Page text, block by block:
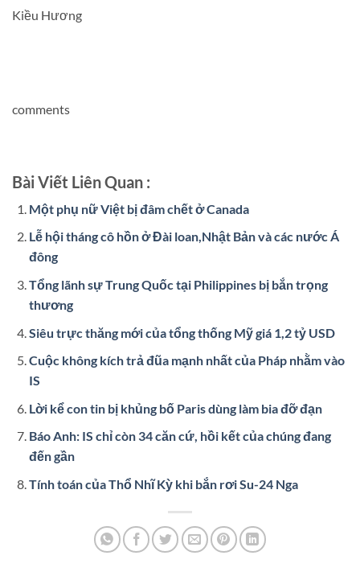
Kiều Hương
comments
Bài Viết Liên Quan :
Một phụ nữ Việt bị đâm chết ở Canada
Lễ hội tháng cô hồn ở Đài loan,Nhật Bản và các nước Á
đông
Tổng lãnh sự Trung Quốc tại Philippines bị bắn trọng
thương
Siêu trực thăng mới của tổng thống Mỹ giá 1,2 tỷ USD
Cuộc không kích trả đũa mạnh nhất của Pháp nhằm vào
IS
Lời kể con tin bị khủng bố Paris dùng làm bia đỡ đạn
Báo Anh: IS chỉ còn 34 căn cứ, hồi kết của chúng đang
đến gần
Tính toán của Thổ Nhĩ Kỳ khi bắn rơi Su-24 Nga